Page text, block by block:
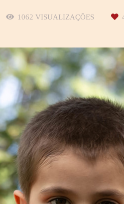
1062 VISUALIZAÇÕES